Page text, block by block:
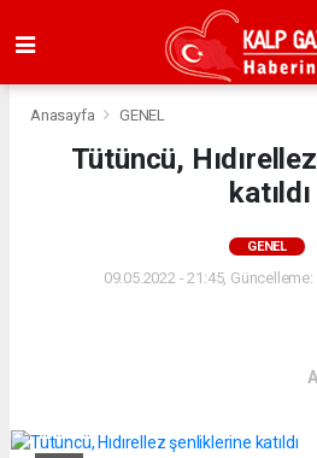
Anasayfa GENEL
Tütüncü,
katıldı
GENEL
09.05.2022 - 21:45,